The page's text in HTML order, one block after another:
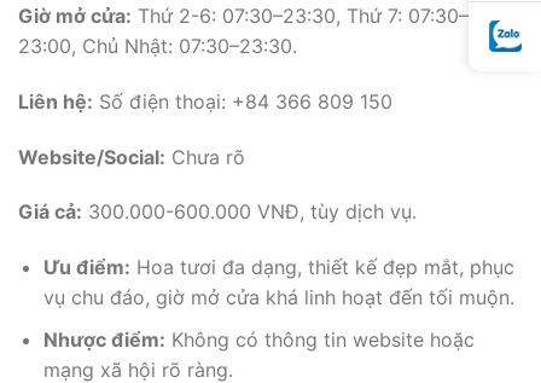
Giờ mở cửa: Thứ 2-6: 07:30–23:30, Thứ 7: 07:30–
23:00, Chủ Nhật: 07:30–23:30.
Liên hệ: Số điện thoại: +84 366 809 150
Website/Social: Chưa rõ
Giá cả: 300.000-600.000 VNĐ, tùy dịch vụ.
Ưu điểm: Hoa tươi đa dạng, thiết kế đẹp mắt, phục
vụ chu đáo, giờ mở cửa khá linh hoạt đến tối muộn.
Nhược điểm: Không có thông tin website hoặc
mạng xã hội rõ ràng.